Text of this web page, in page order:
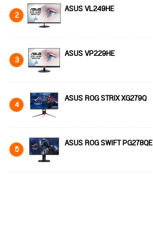
2 ASUS VL249HE
3 ASUS VP229HE
4 ASUS ROG STRIX XG279Q
5 ASUS ROG SWIFT PG278QE